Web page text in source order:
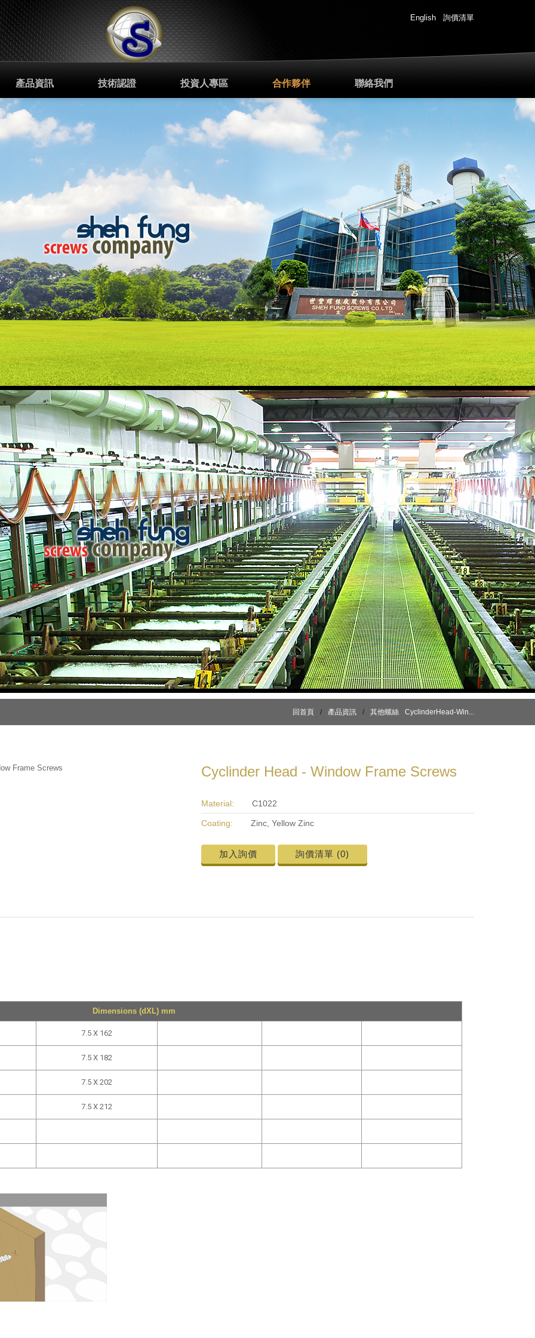
English 詢價清單
產品資訊 技術認證 投資人專區 合作夥伴 聯絡我們
回首頁 / 產品資訊 / 其他螺絲 CyclinderHead-Win...
Cyclinder Head - Window Frame Screws
Material: C1022
Coating: Zinc, Yellow Zinc
加入詢價 詢價清單 (0)
Dimensions (dXL) mm
7.5 X 162
7.5 X 182
7.5 X 202
7.5 X 212